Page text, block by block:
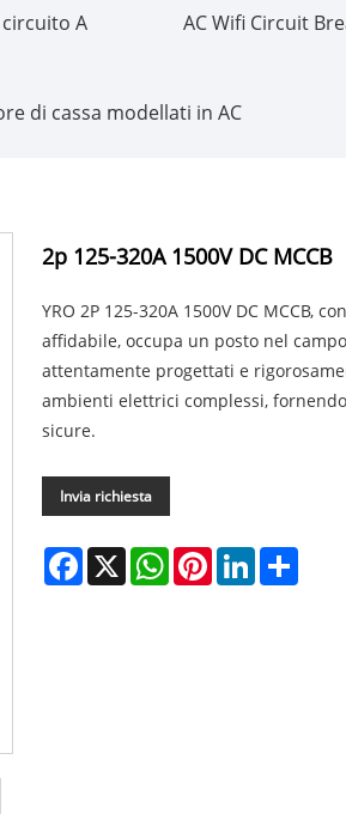
A AC Wifi Circuit
di cassa modellati in AC
2p 125-320A 1500V DC MCCB
YRO 2P 125-320A 1500V DC MCCB,
affidabile, occupa un posto nel
attentamente progettati e
ambienti elettrici complessi,
sicure.
Invia richiesta
Facebook
X WhatsAppPinterestLinkedIn